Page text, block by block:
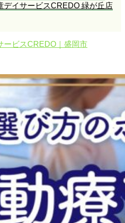
デイサービスCREDO 緑が丘店
ービスCREDO｜盛岡市